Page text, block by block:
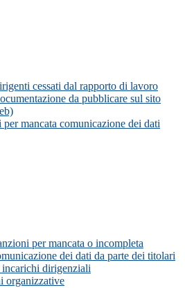
cessati dal rapporto di lavoro
da pubblicare sul sito
per mancata comunicazione dei dati
per mancata o incompleta
dei dati da parte dei titolari
dirigenziali
organizzative